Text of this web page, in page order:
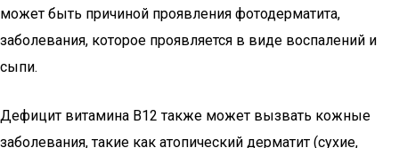
может быть причиной проявления фотодерматита,
заболевания, которое проявляется в виде воспалений и
сыпи.
Дефицит витамина B12 также может вызвать кожные
заболевания, такие как атопический дерматит (сухие,